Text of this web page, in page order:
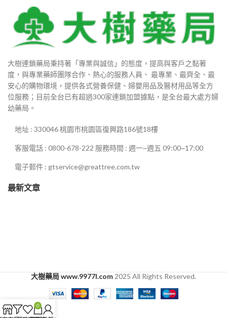
大樹連鎖藥局秉持著「專業與誠信」的態度，提高與客戶之黏著
度，與專業藥師團隊合作、熱心的服務人員、 最專業、最齊全、最
安心的購物環境，提供各式營養保健、婦嬰用品及醫材用品等全方
位服務；目前全台已有超過300家連鎖加盟據點，是全台最大處方婦
幼藥局。
地址 : 330046 桃園市桃園區復興路186號18樓
客服電話 : 0800-678-222 服務時間 : 週一~週五 09:00~17:00
電子郵件 : gtservice@greattree.com.tw
最新文章
大樹藥局 www.9977l.com 2025 All Rights Reserved.
0